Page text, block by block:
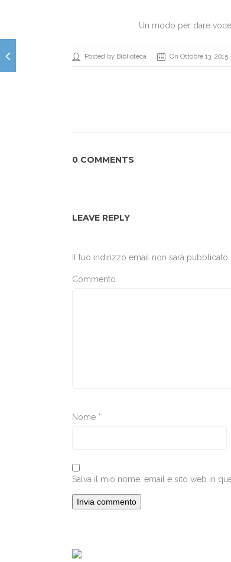
Un modo per dare
Posted by Biblioteca On Ottobre 13, 2015
0 COMMENTS
LEAVE REPLY
Il tuo indirizzo email non sarà pubblicato.
Commento
Nome *
Salva il mio nome, email e sito web in